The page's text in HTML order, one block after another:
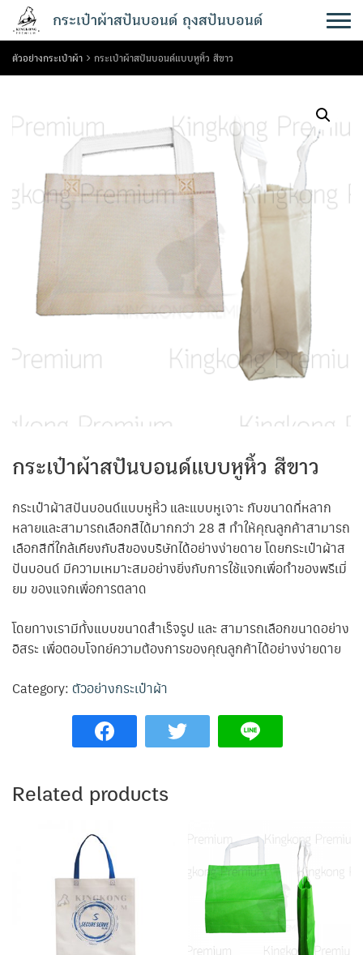
content
กระเป๋าผ้าสปันบอนด์ ถุงสปันบอนด์
ตัวอย่างกระเป๋าผ้า กระเป๋าผ้าสปันบอนด์แบบหูหิ้ว สีขาว
กระเป๋าผ้าสปันบอนด์แบบหูหิ้ว สีขาว
กระเป๋าผ้าสปันบอนด์แบบหูหิ้ว และแบบหูเจาะ กับขนาดที่หลาก
หลายและสามารถเลือกสีได้มากกว่า 28 สี ทำให้คุณลูกค้าสามารถ
เลือกสีที่ใกล้เคียงกับสีของบริษัทได้อย่างง่ายดาย โดยกระเป๋าผ้าส
ปันบอนด์ มีความเหมาะสมอย่างยิ่งกับการใช้แจกเพื่อทำของพรีเมี่
ยม ของแจกเพื่อการตลาด
โดยทางเรามีทั้งแบบขนาดสำเร็จรูป และ สามารถเลือกขนาดอย่าง
อิสระ เพื่อตอบโจทย์ความต้องการของคุณลูกค้าได้อย่างง่ายดาย
Category: ตัวอย่างกระเป๋าผ้า
Related products